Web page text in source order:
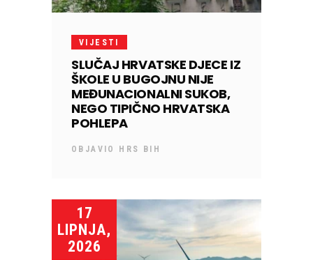
VIJESTI
SLUČAJ HRVATSKE DJECE IZ
ŠKOLE U BUGOJNU NIJE
MEĐUNACIONALNI SUKOB,
NEGO TIPIČNO HRVATSKA
POHLEPA
OBJAVIO HRS BIH
17
LIPNJA,
2026